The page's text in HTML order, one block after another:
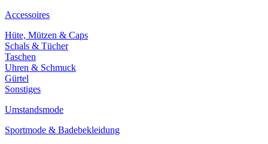
Accessoires
Hüte, Mützen & Caps
Schals & Tücher
Taschen
Uhren & Schmuck
Gürtel
Sonstiges
Umstandsmode
Sportmode & Badebekleidung